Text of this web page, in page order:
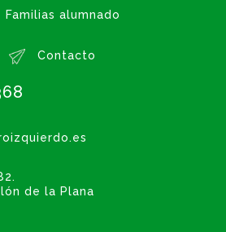
Familias alumnado
Contacto
de la Plana